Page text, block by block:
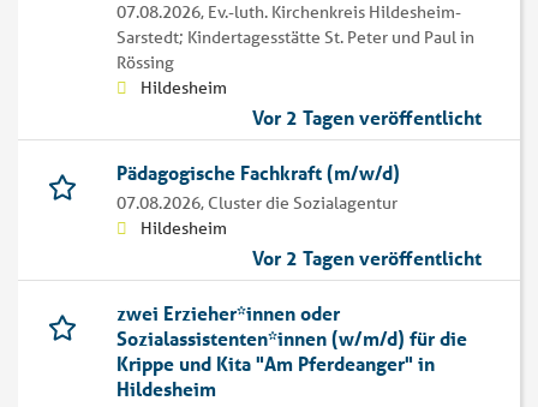
07.08.2026, Ev.-luth. Kirchenkreis Hildesheim-
Sarstedt; Kindertagesstätte St. Peter und Paul in
Rössing
Hildesheim
Vor 2 Tagen veröffentlicht
Pädagogische Fachkraft (m/w/d)
07.08.2026, Cluster die Sozialagentur
Hildesheim
Vor 2 Tagen veröffentlicht
zwei Erzieher*innen oder
Sozialassistenten*innen (w/m/d) für die
Krippe und Kita "Am Pferdeanger" in
Hildesheim